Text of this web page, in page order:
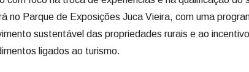
no Parque de Exposições Juca Vieira, com uma
sustentável das propriedades rurais e ao
ligados ao turismo.